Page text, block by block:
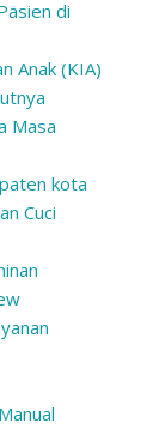
di
Anak (KIA)
Masa
kota
Cuci